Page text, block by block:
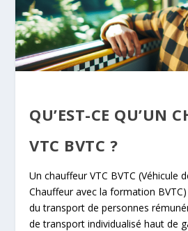
QU’EST-CE QU’UN
VTC BVTC ?
Un chauffeur VTC BVTC (Véhicule
Chauffeur avec la formation
du transport de personnes
de transport individualisé haut de